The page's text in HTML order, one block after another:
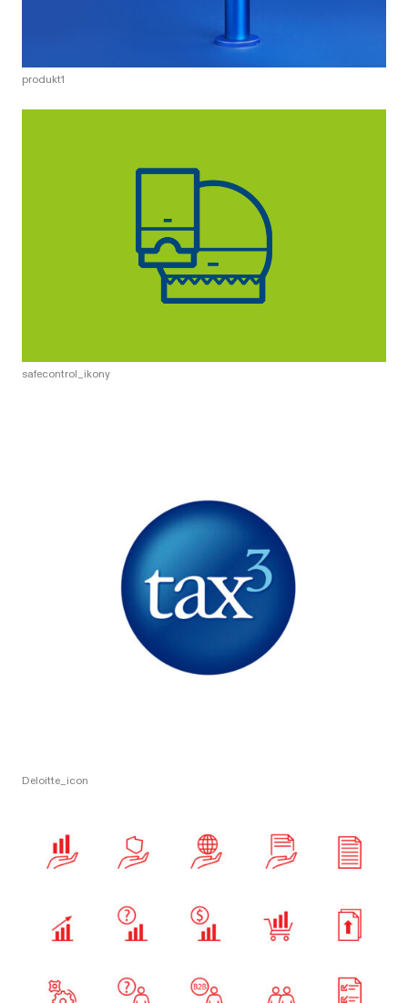
produkt1
safecontrol_ikony
Deloitte_icon